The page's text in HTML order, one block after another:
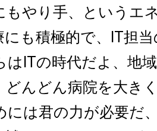
もやり手、というエ
にも積極的で、IT担
はITの時代だよ、地
どんどん病院を大き
には君の力が必要だ